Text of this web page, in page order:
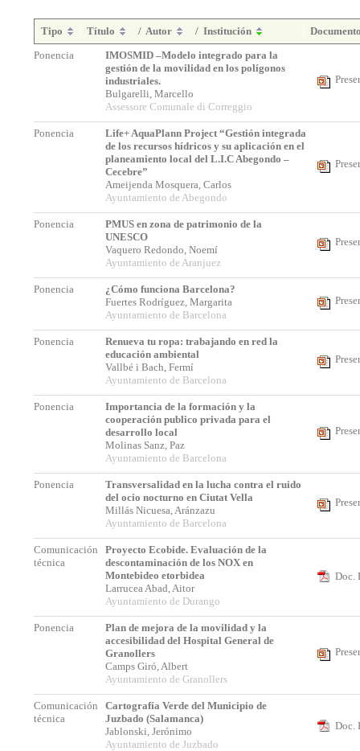
Tipo Título / Autor / Institución
Ponencia
IMOSMID –Modelo integrado para la
gestión de la movilidad en los polígonos
industriales.
Bulgarelli, Marcello
Assessore Comunale di Correggio
Ponencia
Life+ AquaPlann Project “Gestión integrada
de los recursos hídricos y su aplicación en el
planeamiento local del L.I.C Abegondo –
Cecebre”
Ameijenda Mosquera, Carlos
Ayuntamiento de Abegondo
Ponencia
PMUS en zona de patrimonio de la
UNESCO
Vaquero Redondo, Noemí
Ayuntamiento de Aranjuez
Ponencia
¿Cómo funciona Barcelona?
Fuertes Rodríguez, Margarita
Ayuntamiento de Barcelona
Ponencia
Renueva tu ropa: trabajando en red la
educación ambiental
Vallbé i Bach, Fermí
Ayuntamiento de Barcelona
Ponencia
Importancia de la formación y la
cooperación publico privada para el
desarrollo local
Molinas Sanz, Paz
Ayuntamiento de Barcelona
Ponencia
Transversalidad en la lucha contra el ruido
del ocio nocturno en Ciutat Vella
Millás Nicuesa, Aránzazu
Ayuntamiento de Barcelona
Comunicación
técnica
Proyecto Ecobide. Evaluación de la
descontaminación de los NOX en
Montebideo etorbidea
Larrucea Abad, Aitor
Ayuntamiento de Durango
Doc.
Ponencia
Plan de mejora de la movilidad y la
accesibilidad del Hospital General de
Granollers
Camps Giró, Albert
Ayuntamiento de Granollers
Comunicación
técnica
Cartografía Verde del Municipio de
Juzbado (Salamanca)
Jablonski, Jerónimo
Ayuntamiento de Juzbado
Doc.